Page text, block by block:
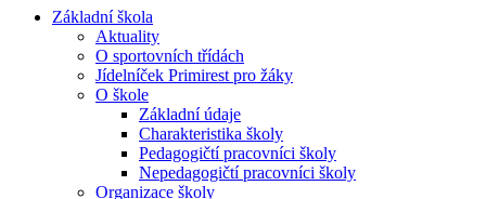
Základní škola
Aktuality
O sportovních třídách
Jídelníček Primirest pro žáky
O škole
Základní údaje
Charakteristika školy
Pedagogičtí pracovníci školy
Nepedagogičtí pracovníci školy
Organizace školy